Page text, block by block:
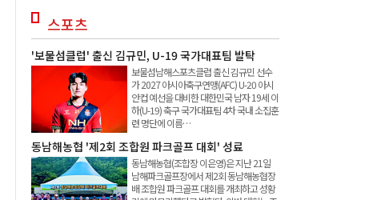
스포츠
'보물섬클럽' 출신 김규민, U-19 국가대표팀 발탁
보물섬남해스포츠클럽 출신 김규민 선수
가 2027 아시아축구연맹(AFC) U-20 아시
안컵 예선을 대비한 대한민국 남자 19세 이
하(U-19) 축구 국가대표팀 4차 국내 소집훈
련 명단에 이름…
동남해농협 '제2회 조합원 파크골프 대회' 성료
동남해농협(조합장 이은영)은 지난 21일
남해파크골프장에서 제2회 동남해농협장
배 조합원 파크골프 대회를 개최하고 성황